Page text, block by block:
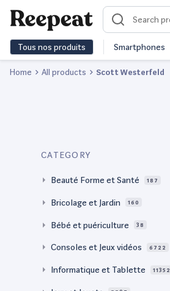
Tous nos produits Smartphones
Home All products Scott Westerfeld
CATEGORY
Beauté Forme et Santé 187
Bricolage et Jardin 160
Bébé et puériculture 38
Consoles et Jeux vidéos 6722
Informatique et Tablette 11352